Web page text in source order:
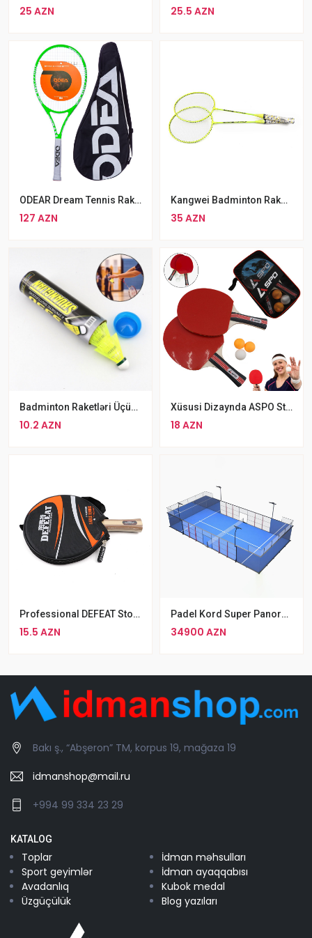
25 AZN 25.5 AZN
ODEAR Dream Tennis Raketi 27
127 AZN
Kangwei Badminton Raketkası Dəsti
35 AZN
Badminton Raketləri Üçün Rəngli Toplar Badminton Topu Dəsti
10.2 AZN
Xüsusi Dizaynda ASPO Stolüstü Tennis Raketkası 3 Ping Pong Topu
18 AZN
Professional DEFEAT Stolüstü Tennis Raketkası
15.5 AZN
Padel Kord Super Panoramik Tennis Kortu
34900 AZN
Bakı ş., “Abşeron” TM, korpus 19, mağaza 19
idmanshop@mail.ru
+994 99 334 23 29
KATALOG
Toplar
İdman məhsulları
Sport geyimlər
İdman ayaqqabısı
Avadanlıq
Kubok medal
Üzgüçülük
Blog yazıları